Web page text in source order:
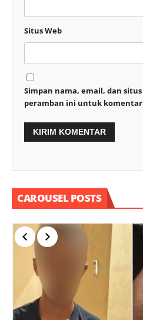
Situs Web
Simpan nama, email, dan situs
peramban ini untuk
CAROUSEL POSTS